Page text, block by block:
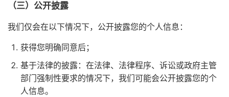
（三）公开披露
我们仅会在以下情况下，公开披露您的个人信息：
获得您明确同意后；
基于法律的披露：在法律、法律程序、诉讼或政府主管
部门强制性要求的情况下，我们可能会公开披露您的个
人信息。